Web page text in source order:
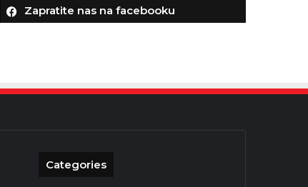
Zapratite nas na facebooku
Categories